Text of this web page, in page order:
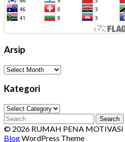
Arsip
Arsip
Kategori
Kategori
Search
for:
© 2026 RUMAH PENA MOTIVASI
BlogWordPress Theme